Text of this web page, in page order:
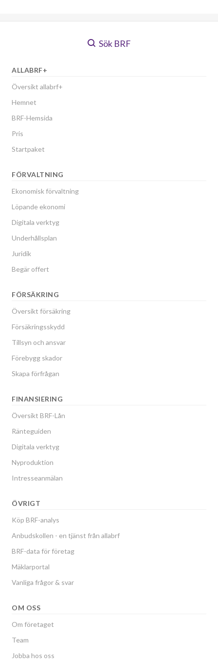
Sök BRF
ALLABRF+
Översikt allabrf+
Hemnet
BRF-Hemsida
Pris
Startpaket
FÖRVALTNING
Ekonomisk förvaltning
Löpande ekonomi
Digitala verktyg
Underhållsplan
Juridik
Begär offert
FÖRSÄKRING
Översikt försäkring
Försäkringsskydd
Tillsyn och ansvar
Förebygg skador
Skapa förfrågan
FINANSIERING
Översikt BRF-Lån
Ränteguiden
Digitala verktyg
Nyproduktion
Intresseanmälan
ÖVRIGT
Köp BRF-analys
Anbudskollen - en tjänst från allabrf
BRF-data för företag
Mäklarportal
Vanliga frågor & svar
OM OSS
Om företaget
Team
Jobba hos oss